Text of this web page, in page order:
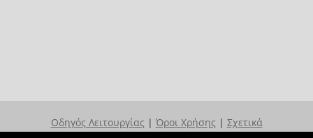
Οδηγός Λειτουργίας | Όροι Χρήσης | Σχετικά